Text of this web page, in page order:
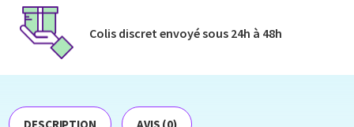
Colis discret envoyé​ sous 24h à 48h​